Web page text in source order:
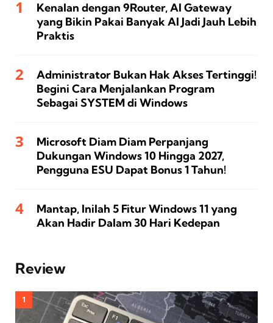
Kenalan dengan 9Router, AI Gateway
yang Bikin Pakai Banyak AI Jadi Jauh Lebih
Praktis
Administrator Bukan Hak Akses Tertinggi!
Begini Cara Menjalankan Program
Sebagai SYSTEM di Windows
Microsoft Diam Diam Perpanjang
Dukungan Windows 10 Hingga 2027,
Pengguna ESU Dapat Bonus 1 Tahun!
Mantap, Inilah 5 Fitur Windows 11 yang
Akan Hadir Dalam 30 Hari Kedepan
Review